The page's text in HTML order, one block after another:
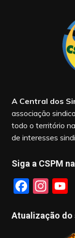
A Central dos
associação
todo o território
de interesses
Siga a CSPM
F
c
In
a
Y
Atualização do